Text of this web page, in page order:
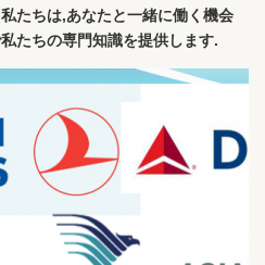
たちは,あなたと一緒に働く機会
たちの専門知識を提供します.